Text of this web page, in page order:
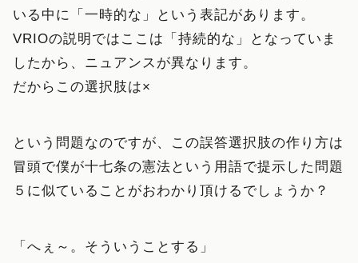
いる中に「一時的な」という表記があります。
VRIOの説明ではここは「持続的な」となっていま
したから、ニュアンスが異なります。
だからこの選択肢は×
という問題なのですが、この誤答選択肢の作り方は
冒頭で僕が十七条の憲法という用語で提示した問題
５に似ていることがおわかり頂けるでしょうか？
「へぇ～。そういうことする」